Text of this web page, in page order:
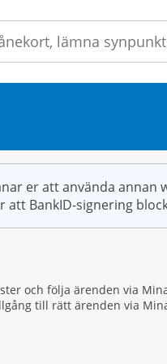
er att använda annan
att BankID-signering
och följa ärenden via
till rätt ärenden via